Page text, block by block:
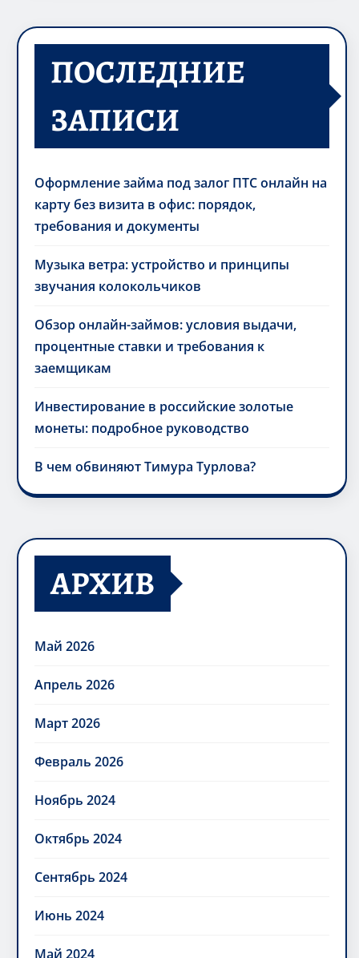
ПОСЛЕДНИЕ
ЗАПИСИ
Оформление займа под залог ПТС онлайн на
карту без визита в офис: порядок,
требования и документы
Музыка ветра: устройство и принципы
звучания колокольчиков
Обзор онлайн-займов: условия выдачи,
процентные ставки и требования к
заемщикам
Инвестирование в российские золотые
монеты: подробное руководство
В чем обвиняют Тимура Турлова?
АРХИВ
Май 2026
Апрель 2026
Март 2026
Февраль 2026
Ноябрь 2024
Октябрь 2024
Сентябрь 2024
Июнь 2024
Май 2024